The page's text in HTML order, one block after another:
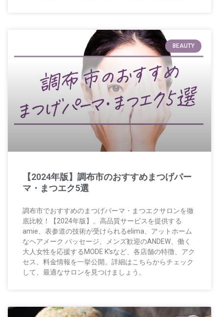
BEAUTY
【2024年版】調布市のおすすめまつげパー
マ・まつエク5選
調布市でおすすめのまつげパーマ・まつエクサロンを徹
底比較！【2024年版】。高品質サービスを提供する
amie、表参道の技術が受けられるelima、アットホーム
なヘアメーク パッセージ、メンズ歓迎のANDEW、働く
大人女性を応援するMODE K’sなど、各店舗の特徴、アク
セス、料金情報を一挙公開。詳細はこちらからチェック
して、最適なサロンを見つけましょう。